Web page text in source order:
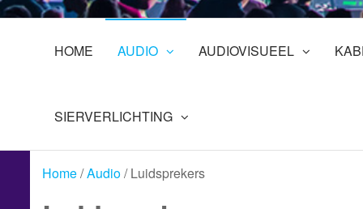
HOME AUDIO AUDIOVISUEEL
SIERVERLICHTING
Home/Audio/ Luidsprekers